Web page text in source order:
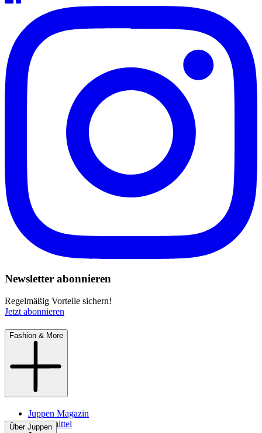
Newsletter abonnieren
Regelmäßig Vorteile sichern!
Jetzt abonnieren
Fashion & More
Juppen Magazin
Pflegemittel
Über Juppen